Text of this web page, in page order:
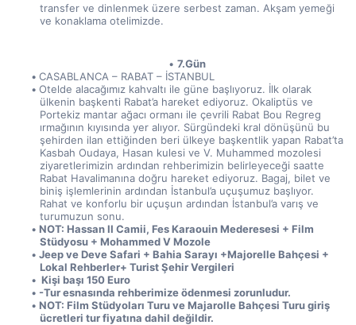
transfer ve dinlenmek üzere serbest zaman. Akşam yemeği
ve konaklama otelimizde.
7.Gün
CASABLANCA – RABAT – İSTANBUL
Otelde alacağımız kahvaltı ile güne başlıyoruz. İlk olarak
ülkenin başkenti Rabat’a hareket ediyoruz. Okaliptüs ve
Portekiz mantar ağacı ormanı ile çevrili Rabat Bou Regreg
ırmağının kıyısında yer alıyor. Sürgündeki kral dönüşünü bu
şehirden ilan ettiğinden beri ülkeye başkentlik yapan Rabat’ta
Kasbah Oudaya, Hasan kulesi ve V. Muhammed mozolesi
ziyaretlerimizin ardından rehberimizin belirleyeceği saatte
Rabat Havalimanına doğru hareket ediyoruz. Bagaj, bilet ve
biniş işlemlerinin ardından İstanbul’a uçuşumuz başlıyor.
Rahat ve konforlu bir uçuşun ardından İstanbul’a varış ve
turumuzun sonu.
NOT: Hassan II Camii, Fes Karaouin Mederesesi + Film
Stüdyosu + Mohammed V Mozole
Jeep ve Deve Safari + Bahia Sarayı +Majorelle Bahçesi +
Lokal Rehberler+ Turist Şehir Vergileri
Kişi başı 150 Euro
-Tur esnasında rehberimize ödenmesi zorunludur.
NOT: Film Stüdyoları Turu ve Majarolle Bahçesi Turu giriş
ücretleri tur fiyatına dahil değildir.